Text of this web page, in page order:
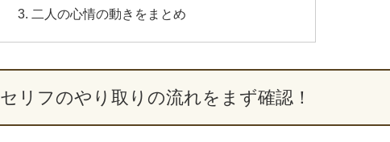
二人の心情の動きをまとめ
セリフのやり取りの流れをまず確認！